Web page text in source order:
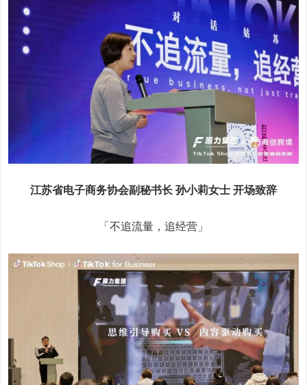
江苏省电子商务协会副秘书长 孙小莉女士 开场致辞
「不追流量，追经营」